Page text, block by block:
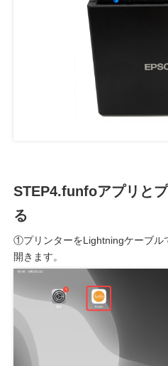
STEP4.funfoアプリと
る
①プリンターをLightningケーブル
開きます。